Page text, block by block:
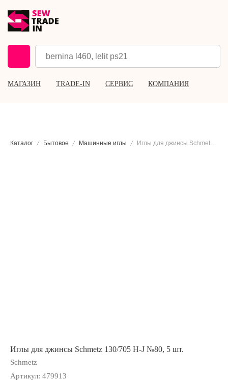
МАГАЗИН TRADE-IN СЕРВИС КОМПАНИЯ
Каталог Бытовое Машинные иглы
Иглы для джинсы Schmetz 130/705 Н-J №80, 5 шт.
Schmetz
Артикул: 479913